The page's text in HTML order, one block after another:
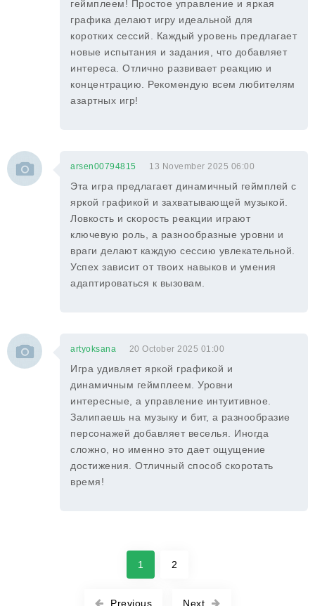
геймплеем! Простое управление и яркая
графика делают игру идеальной для
коротких сессий. Каждый уровень предлагает
новые испытания и задания, что добавляет
интереса. Отлично развивает реакцию и
концентрацию. Рекомендую всем любителям
азартных игр!
arsen00794815 13 November 2025 06:00
Эта игра предлагает динамичный геймплей с
яркой графикой и захватывающей музыкой.
Ловкость и скорость реакции играют
ключевую роль, а разнообразные уровни и
враги делают каждую сессию увлекательной.
Успех зависит от твоих навыков и умения
адаптироваться к вызовам.
artyoksana 20 October 2025 01:00
Игра удивляет яркой графикой и
динамичным геймплеем. Уровни
интересные, а управление интуитивное.
Залипаешь на музыку и бит, а разнообразие
персонажей добавляет веселья. Иногда
сложно, но именно это дает ощущение
достижения. Отличный способ скоротать
время!
Previous
1 2
Next